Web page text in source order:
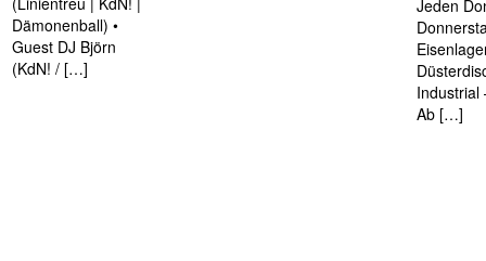
Dämonenball) •
Guest DJ Björn
(KdN! / […]
Jeden
Industrial
Ab […]